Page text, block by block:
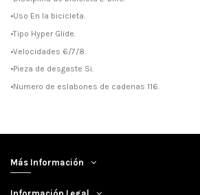
•Uso En la bicicleta.
•Tipo Hyper Glide.
•Velocidades 6/7/8.
•Pieza de desgaste Si.
•Numero de eslabones de cadenas 116.
Más Información